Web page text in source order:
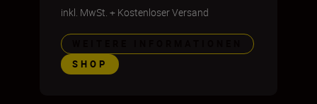
inkl. MwSt. + Kostenloser Versand
SHOP